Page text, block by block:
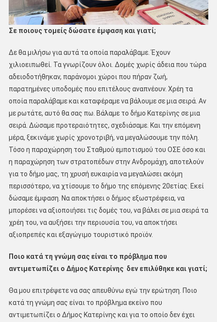
Σε ποιους τομείς δώσατε έμφαση και γιατί;
Δε θα μιλήσω για αυτά τα οποία παραλάβαμε. Έχουν
χιλιοειπωθεί. Τα γνωρίζουν όλοι. Δομές χωρίς άδεια που τώρα
αδειοδοτήθηκαν, παράνομοι χώροι που πήραν ζωή,
παρατημένες υποδομές που επιτέλους αναπνέουν. Χρέη τα
οποία παραλάβαμε και καταφέραμε να βάλουμε σε μια σειρά. Αν
με ρωτάτε, αυτό θα σας πω. Βάλαμε το δήμο Κατερίνης σε μια
σειρά. Δώσαμε προτεραιότητες, σχεδιάσαμε. Και την επόμενη
μέρα, ξεκινάμε χωρίς χρονοτριβή, να μεγαλώσουμε την πόλη.
Τόσο η παραχώρηση του Σταθμού εμποτισμού του ΟΣΕ όσο και
η παραχώρηση των στρατοπέδων στην Ανδρομάχη, αποτελούν
για το δήμο μας, τη χρυσή ευκαιρία να μεγαλώσει ακόμη
περισσότερο, να χτίσουμε το δήμο της επόμενης 20ετίας. Εκεί
δώσαμε έμφαση. Να αποκτήσει ο δήμος εξωστρέφεια, να
μπορέσει να αξιοποιήσει τις δομές του, να βάλει σε μια σειρά τα
χρέη του, να αυξήσει την περιουσία του, να αποκτήσει
αξιοπρεπές και εξαγώγιμο τουριστικό προϊόν.
Ποιο κατά τη γνώμη σας είναι το πρόβλημα που
αντιμετωπίζει ο Δήμος Κατερίνης δεν επιλύθηκε και γιατί;
Θα μου επιτρέψετε να σας απευθύνω εγώ την ερώτηση. Ποιο
κατά τη γνώμη σας είναι το πρόβλημα εκείνο που
αντιμετωπίζει ο Δήμος Κατερίνης και για το οποίο δεν έχει